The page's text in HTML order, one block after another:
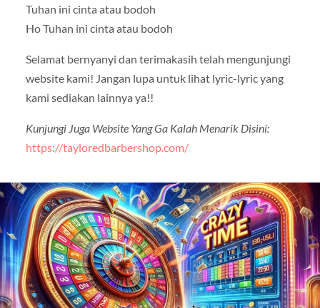
Tuhan ini cinta atau bodoh
Ho Tuhan ini cinta atau bodoh
Selamat bernyanyi dan terimakasih telah mengunjungi
website kami! Jangan lupa untuk lihat lyric-lyric yang
kami sediakan lainnya ya!!
Kunjungi Juga Website Yang Ga Kalah Menarik Disini:
https://tayloredbarbershop.com/